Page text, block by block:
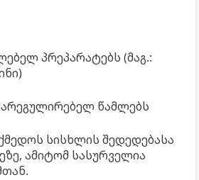
პრეპარატებს (მაგ.:
წამლებს
სისხლის შედედებასა
ამიტომ სასურველია